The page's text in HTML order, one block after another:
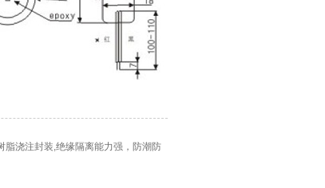
脂浇注封装,绝缘隔离能力强，防潮防